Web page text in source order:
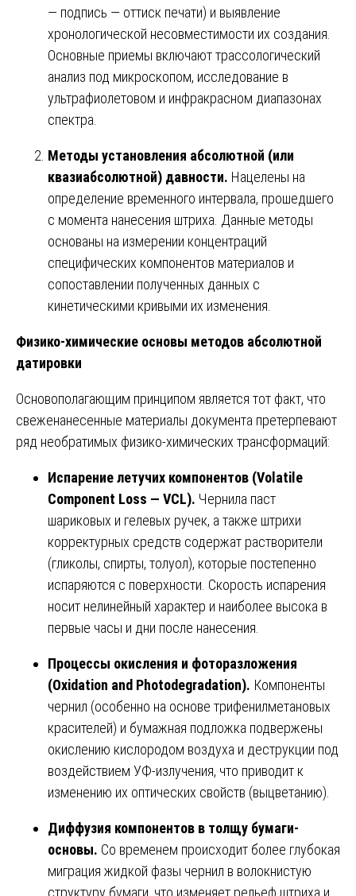
— подпись — оттиск печати) и выявление
хронологической несовместимости их создания.
Основные приемы включают трассологический
анализ под микроскопом, исследование в
ультрафиолетовом и инфракрасном диапазонах
спектра.
Методы установления абсолютной (или
квазиабсолютной) давности. Нацелены на
определение временного интервала, прошедшего
с момента нанесения штриха. Данные методы
основаны на измерении концентраций
специфических компонентов материалов и
сопоставлении полученных данных с
кинетическими кривыми их изменения.
Физико-химические основы методов абсолютной
датировки
Основополагающим принципом является тот факт, что
свеженанесенные материалы документа претерпевают
ряд необратимых физико-химических трансформаций:
Испарение летучих компонентов (Volatile
Component Loss — VCL). Чернила паст
шариковых и гелевых ручек, а также штрихи
корректурных средств содержат растворители
(гликолы, спирты, толуол), которые постепенно
испаряются с поверхности. Скорость испарения
носит нелинейный характер и наиболее высока в
первые часы и дни после нанесения.
Процессы окисления и фоторазложения
(Oxidation and Photodegradation). Компоненты
чернил (особенно на основе трифенилметановых
красителей) и бумажная подложка подвержены
окислению кислородом воздуха и деструкции под
воздействием УФ-излучения, что приводит к
изменению их оптических свойств (выцветанию).
Диффузия компонентов в толщу бумаги-
основы. Со временем происходит более глубокая
миграция жидкой фазы чернил в волокнистую
структуру бумаги, что изменяет рельеф штриха и